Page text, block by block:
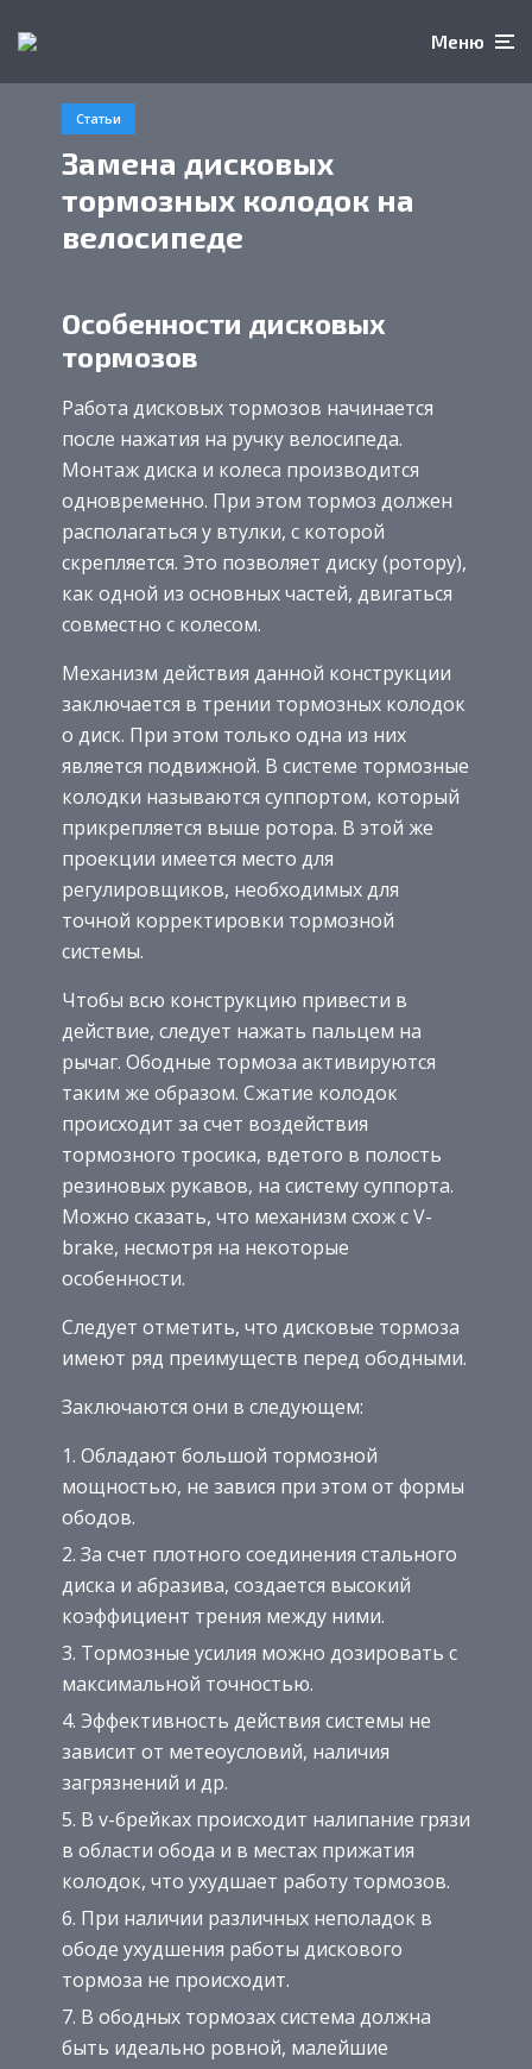
Меню
Статьи
Замена дисковых
тормозных колодок на
велосипеде
Особенности дисковых
тормозов
Работа дисковых тормозов начинается
после нажатия на ручку велосипеда.
Монтаж диска и колеса производится
одновременно. При этом тормоз должен
располагаться у втулки, с которой
скрепляется. Это позволяет диску (ротору),
как одной из основных частей, двигаться
совместно с колесом.
Механизм действия данной конструкции
заключается в трении тормозных колодок
о диск. При этом только одна из них
является подвижной. В системе тормозные
колодки называются суппортом, который
прикрепляется выше ротора. В этой же
проекции имеется место для
регулировщиков, необходимых для
точной корректировки тормозной
системы.
Чтобы всю конструкцию привести в
действие, следует нажать пальцем на
рычаг. Ободные тормоза активируются
таким же образом. Сжатие колодок
происходит за счет воздействия
тормозного тросика, вдетого в полость
резиновых рукавов, на систему суппорта.
Можно сказать, что механизм схож с V-
brake, несмотря на некоторые
особенности.
Следует отметить, что дисковые тормоза
имеют ряд преимуществ перед ободными.
Заключаются они в следующем:
Обладают большой тормозной
мощностью, не завися при этом от формы
ободов.
За счет плотного соединения стального
диска и абразива, создается высокий
коэффициент трения между ними.
Тормозные усилия можно дозировать с
максимальной точностью.
Эффективность действия системы не
зависит от метеоусловий, наличия
загрязнений и др.
В v-брейках происходит налипание грязи
в области обода и в местах прижатия
колодок, что ухудшает работу тормозов.
При наличии различных неполадок в
ободе ухудшения работы дискового
тормоза не происходит.
В ободных тормозах система должна
быть идеально ровной, малейшие